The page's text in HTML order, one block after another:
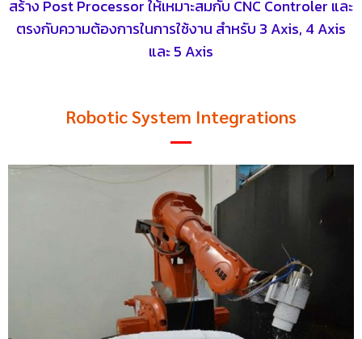
สร้าง Post Processor ให้เหมาะสมกับ CNC Controler และ
ตรงกับความต้องการในการใช้งาน สำหรับ 3 Axis, 4 Axis
และ 5 Axis
Robotic System Integrations